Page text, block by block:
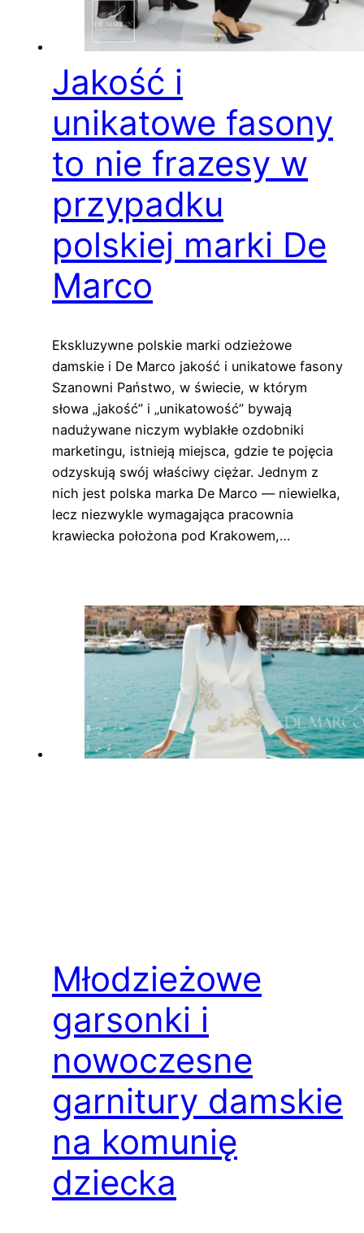
Jakość i
unikatowe fasony
to nie frazesy w
przypadku
polskiej marki De
Marco
Ekskluzywne polskie marki odzieżowe
damskie i De Marco jakość i unikatowe fasony
Szanowni Państwo, w świecie, w którym
słowa „jakość” i „unikatowość” bywają
nadużywane niczym wyblakłe ozdobniki
marketingu, istnieją miejsca, gdzie te pojęcia
odzyskują swój właściwy ciężar. Jednym z
nich jest polska marka De Marco — niewielka,
lecz niezwykle wymagająca pracownia
krawiecka położona pod Krakowem,…
Młodzieżowe
garsonki i
nowoczesne
garnitury damskie
na komunię
dziecka